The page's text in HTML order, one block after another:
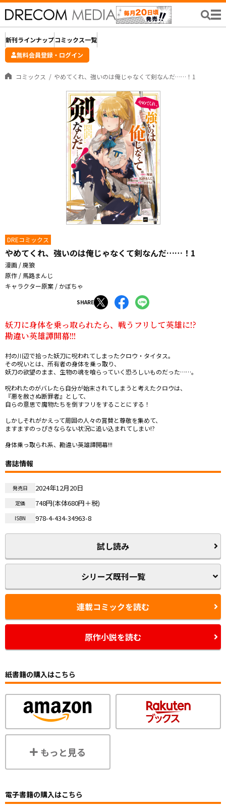
新刊ラインナップコミックス一覧
無料会員登録・ログイン
コミックス やめてくれ、強いのは俺じゃなくて剣なんだ……！1
DREコミックス
やめてくれ、強いのは俺じゃなくて剣なんだ……！1
漫画 / 廃狼
原作 / 馬路まんじ
キャラクター原案 / かぼちゃ
SHARE
妖刀に身体を乗っ取られたら、戦うフリして英雄に!?
勘違い英雄譚開幕!!!
村の川辺で拾った妖刀に呪われてしまったクロウ・タイタス。
その呪いとは、所有者の身体を乗っ取り、
妖刀の欲望のまま、生物の魂を喰らっていく恐ろしいものだった……。
呪われたのがバレたら自分が始末されてしまうと考えたクロウは、
『悪を赦さぬ断罪者』として、
自らの意思で魔物たちを倒すフリをすることにする！
しかしそれがかえって周囲の人々の賞賛と尊敬を集めて、
ますますのっぴきならない状況に追い込まれてしまい――!?
身体乗っ取られ系、勘違い英雄譚開幕!!!
書誌情報
発売日 2024年12月20日
定価 748円(本体680円＋税)
ISBN 978-4-434-34963-8
試し読み
シリーズ既刊一覧
連載コミックを読む
原作小説を読む
紙書籍の購入はこちら
もっと見る
電子書籍の購入はこちら